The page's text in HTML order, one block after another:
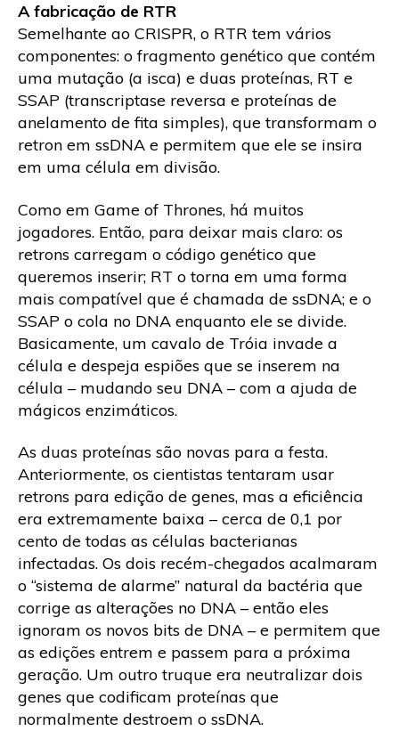
A fabricação de RTR
Semelhante ao CRISPR, o RTR tem vários
componentes: o fragmento genético que contém
uma mutação (a isca) e duas proteínas, RT e
SSAP (transcriptase reversa e proteínas de
anelamento de fita simples), que transformam o
retron em ssDNA e permitem que ele se insira
em uma célula em divisão.
Como em Game of Thrones, há muitos
jogadores. Então, para deixar mais claro: os
retrons carregam o código genético que
queremos inserir; RT o torna em uma forma
mais compatível que é chamada de ssDNA; e o
SSAP o cola no DNA enquanto ele se divide.
Basicamente, um cavalo de Tróia invade a
célula e despeja espiões que se inserem na
célula – mudando seu DNA – com a ajuda de
mágicos enzimáticos.
As duas proteínas são novas para a festa.
Anteriormente, os cientistas tentaram usar
retrons para edição de genes, mas a eficiência
era extremamente baixa – cerca de 0,1 por
cento de todas as células bacterianas
infectadas. Os dois recém-chegados acalmaram
o “sistema de alarme” natural da bactéria que
corrige as alterações no DNA – então eles
ignoram os novos bits de DNA – e permitem que
as edições entrem e passem para a próxima
geração. Um outro truque era neutralizar dois
genes que codificam proteínas que
normalmente destroem o ssDNA.